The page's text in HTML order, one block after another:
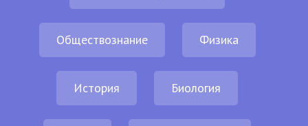
Обществознание Физика
История Биология